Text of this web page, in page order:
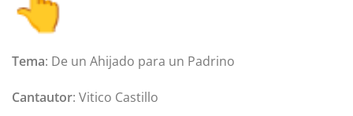
Tema: De un Ahijado para un Padrino
Cantautor: Vitico Castillo